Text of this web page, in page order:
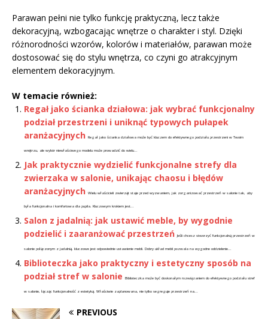
Parawan pełni nie tylko funkcję praktyczną, lecz także
dekoracyjną, wzbogacając wnętrze o charakter i styl. Dzięki
różnorodności wzorów, kolorów i materiałów, parawan może
dostosować się do stylu wnętrza, co czyni go atrakcyjnym
elementem dekoracyjnym.
W temacie również:
Regał jako ścianka działowa: jak wybrać funkcjonalny
podział przestrzeni i uniknąć typowych pułapek
aranżacyjnych
Regał jako ścianka działowa może być kluczem do efektywnego podziału przestrzeni w Twoim
wnętrzu, ale wybór niewłaściwego modelu może prowadzić do wielu...
Jak praktycznie wydzielić funkcjonalne strefy dla
zwierzaka w salonie, unikając chaosu i błędów
aranżacyjnych
Wielu właścicieli zwierząt staje przed wyzwaniem, jak zorganizować przestrzeń w salonie tak, aby
była funkcjonalna i komfortowa dla pupila. Kluczowym krokiem jest...
Salon z jadalnią: jak ustawić meble, by wygodnie
podzielić i zaaranżować przestrzeń Jeśli chcesz stworzyć funkcjonalną przestrzeń w
salonie połączonym z jadalnią, kluczowe jest odpowiednie ustawienie mebli. Dobry układ mebli pozwala na wygodne oddzielenie...
Biblioteczka jako praktyczny i estetyczny sposób na
podział stref w salonie
Biblioteczka może być doskonałym rozwiązaniem do efektywnego podziału stref
w salonie, łącząc funkcjonalność z estetyką. Właściwie zaplanowana, nie tylko segreguje przestrzeń na...
PREVIOUS